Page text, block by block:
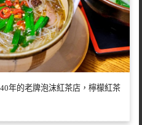
年的老牌泡沫紅茶店，檸檬紅茶